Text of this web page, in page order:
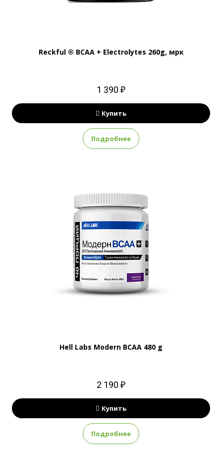
Reckful ® BCAA + Eleсtrolytes 260g, мрк
1 390 ₽
Купить
Подробнее
Hell Labs Modern BCAA 480 g
2 190 ₽
Купить
Подробнее